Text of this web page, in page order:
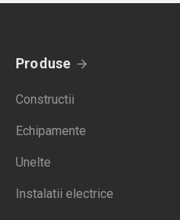
Produse
Constructii
Echipamente
Unelte
Instalatii electrice